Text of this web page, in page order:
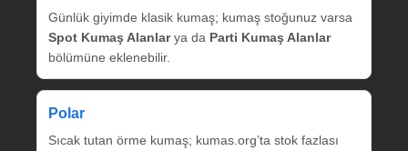
Günlük giyimde klasik kumaş; kumaş stoğunuz varsa
Spot Kumaş Alanlarya da Parti Kumaş Alanlar
bölümüne eklenebilir.
Polar
Sıcak tutan örme kumaş; kumas.org’ta stok fazlası